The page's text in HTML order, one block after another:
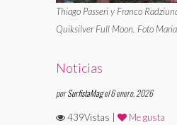
Thiago Passeri y Franco
Quiksilver Full Moon. Foto
Noticias
porSurfistaMagel 6 enero, 2026
439Vistas | Me gusta